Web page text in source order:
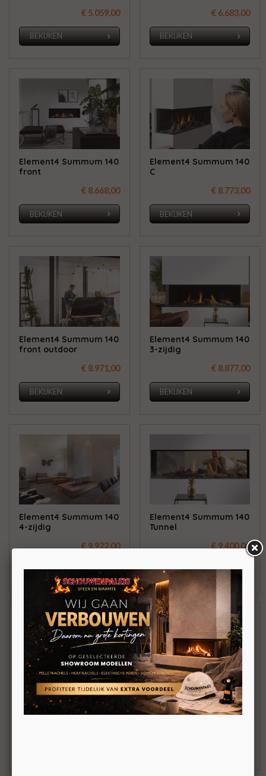
€ 5.059,00
BEKIJKEN
€ 6.683,00
BEKIJKEN
Element4 Summum 140
front
€ 8.668,00
BEKIJKEN
Element4 Summum 140
C
€ 8.773,00
BEKIJKEN
Element4 Summum 140
front outdoor
€ 8.971,00
BEKIJKEN
Element4 Summum 140
3-zijdig
€ 8.877,00
BEKIJKEN
Element4 Summum 140
4-zijdig
€ 9.922,00
BEKIJKEN
Element4 Summum 140
Tunnel
€ 9.400,00
BEKIJKEN
Element4 Summum 140
Roomdivider
Element4 Summum 190
Fronthaard